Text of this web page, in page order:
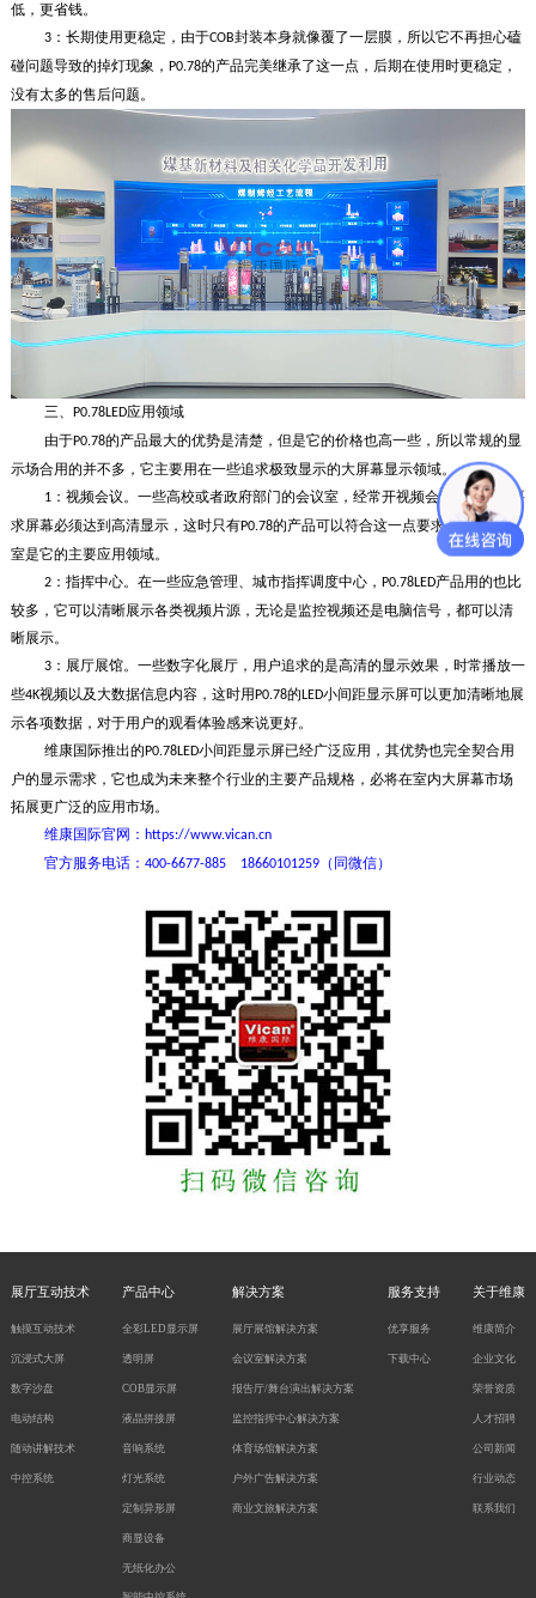
低，更省钱。
3：长期使用更稳定，由于COB封装本身就像覆了一层膜，所以它不再担心磕
碰问题导致的掉灯现象， P0.78的产品完美继承了这一点，后期在使用时更稳定，
没有太多的售后问题。
三、 P0.78LED应用领域
由于P0.78的产品最大的优势是清楚，但是它的价格也高一些，所以常规的显
示场合用的并不多，它主要用在一些追求极致显示的大屏幕显示领域。
1 ：视频会议。一些高校或者政府部门的会议室，经常开视频会议，这时就要
求屏幕必须达到高清显示，这时只有P0.78的产品可以符合这一点要求，所以会议
室是它的主要应用领域。
2：指挥中心。在一些应急管理、城市指挥调度中心， P0.78LED产品用的也比
较多，它可以清晰展示各类视频片源，无论是监控视频还是电脑信号，都可以清
晰展示。
3：展厅展馆。一些数字化展厅，用户追求的是高清的显示效果，时常播放一
些4K视频以及大数据信息内容，这时用 P0.78的LED小间距显示屏可以更加清晰地展
示各项数据，对于用户的观看体验感来说更好。
维康国际推出的 P0.78LED小间距显示屏已经广泛应用，其优势也完全契合用
户的显示需求，它也成为未来整个行业的主要产品规格，必将在室内大屏幕市场
拓展更广泛的应用市场。
维康国际官网： https://www.vican.cn
官方服务电话： 400-6677-885 18660101259（同微信）
展厅互动技术
触摸互动技术
沉浸式大屏
数字沙盘
电动结构
随动讲解技术
中控系统
产品中心
全彩LED显示屏
透明屏
COB显示屏
液晶拼接屏
音响系统
灯光系统
定制异形屏
商显设备
无纸化办公
解决方案
展厅展馆解决方案
会议室解决方案
报告厅/舞台演出解决方案
监控指挥中心解决方案
体育场馆解决方案
户外广告解决方案
商业文旅解决方案
服务支持
优享服务
下载中心
关于维康
维康简介
企业文化
荣誉资质
人才招聘
公司新闻
行业动态
联系我们